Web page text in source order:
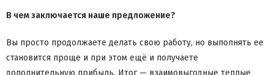
В чем заключается наше предложение?
Вы просто продолжаете делать свою работу, но выполнять ее
становится проще и при этом ещё и получаете
дополнительную прибыль. Итог — взаимовыгодные теплые